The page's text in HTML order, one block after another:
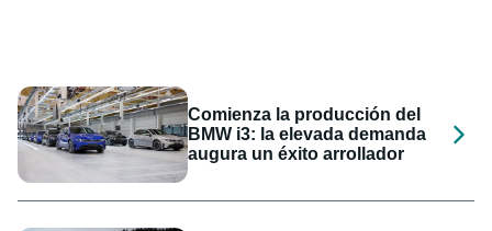
Comienza la producción del
BMW i3: la elevada demanda
augura un éxito arrollador